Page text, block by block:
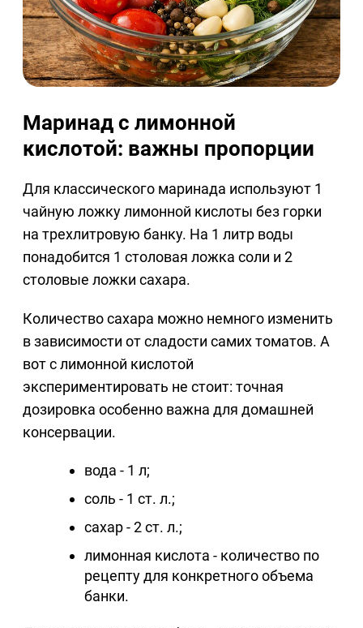
Маринад с лимонной
кислотой: важны пропорции
Для классического маринада используют 1
чайную ложку лимонной кислоты без горки
на трехлитровую банку. На 1 литр воды
понадобится 1 столовая ложка соли и 2
столовые ложки сахара.
Количество сахара можно немного изменить
в зависимости от сладости самих томатов. А
вот с лимонной кислотой
экспериментировать не стоит: точная
дозировка особенно важна для домашней
консервации.
вода - 1 л;
соль - 1 ст. л.;
сахар - 2 ст. л.;
лимонная кислота - количество по
рецепту для конкретного объема
банки.